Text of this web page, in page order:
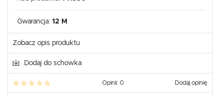
Gwarancja: 12 M
Zobacz opis produktu
Dodaj do schowka
Opinii: 0 Dodaj opinię